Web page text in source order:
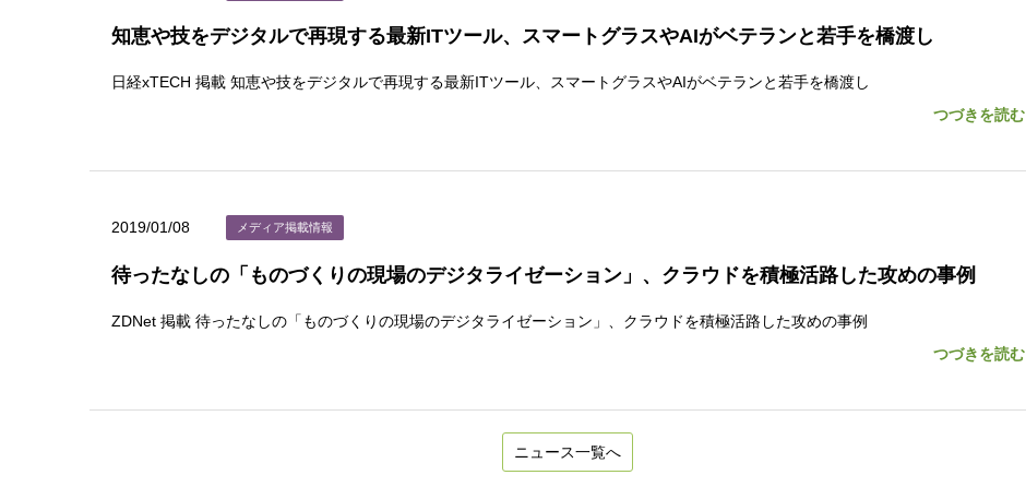
知恵や技をデジタルで再現する最新ITツール、スマートグラスやAIがベテランと若手を橋渡し
日経xTECH 掲載 知恵や技をデジタルで再現する最新ITツール、スマートグラスやAIがベテランと若手を橋渡し
つづきを読む
2019/01/08 メディア掲載情報
待ったなしの「ものづくりの現場のデジタライゼーション」、クラウドを積極活路した攻めの事例
ZDNet 掲載 待ったなしの「ものづくりの現場のデジタライゼーション」、クラウドを積極活路した攻めの事例
つづきを読む
ニュース一覧へ